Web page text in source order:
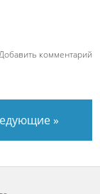
комментарий
»